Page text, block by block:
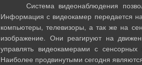
Система видеонаблюдения
Информация с видеокамер передается
компьютеры, телевизоры, а так же на
изображение. Они реагируют на
управлять видеокамерами с
Наиболее продвинутыми сегодня